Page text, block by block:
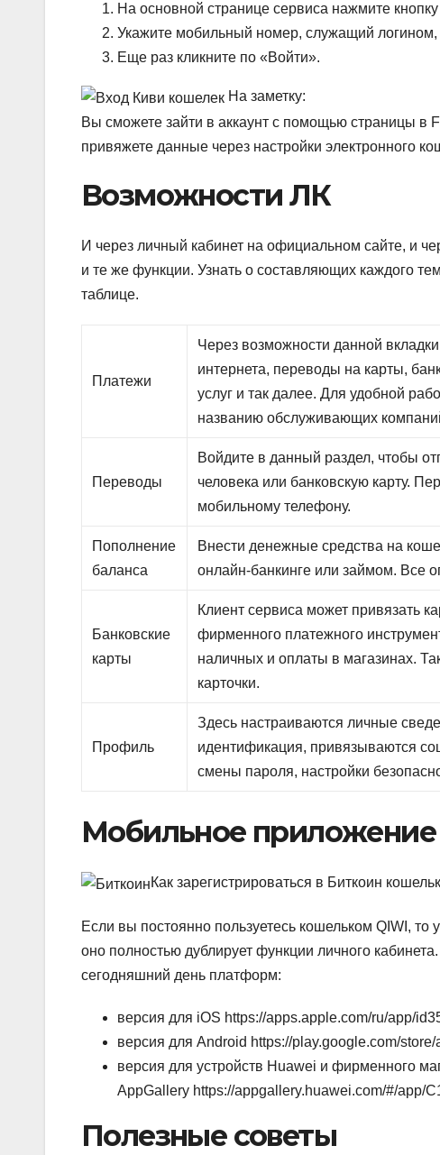
На основной странице сервиса нажмите
Укажите мобильный номер, служащий логином,
Еще раз кликните по «Войти».
На заметку:
Вы сможете зайти в аккаунт с помощью страницы в
привяжете данные через настройки электронного
Возможности ЛК
И через личный кабинет на официальном сайте, и
и те же функции. Узнать о составляющих каждого
таблице.
Платежи
Через возможности данной
интернета, переводы на карты,
услуг и так далее. Для удобной
названию обслуживающих
Переводы
Войдите в данный раздел, чтобы
человека или банковскую карту.
мобильному телефону.
Пополнение
баланса
Внести денежные средства на
онлайн-банкинге или займом. Все
Банковские
карты
Клиент сервиса может привязать
фирменного платежного
наличных и оплаты в магазинах.
карточки.
Профиль
Здесь настраиваются личные
идентификация, привязываются
смены пароля, настройки
Мобильное приложение
Как зарегистрироваться в Биткоин
Если вы постоянно пользуетесь кошельком QIWI,
оно полностью дублирует функции личного
сегодняшний день платформ:
версия для iOS https://apps.apple.com/ru/app/
версия для Android https://play.google.com/
версия для устройств Huawei и фирменного
AppGallery https://appgallery.huawei.com/#/app/
Полезные советы